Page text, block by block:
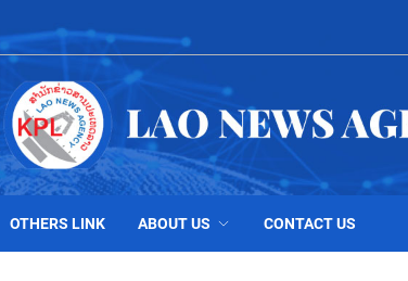
OTHERS LINK ABOUT US CONTACT US